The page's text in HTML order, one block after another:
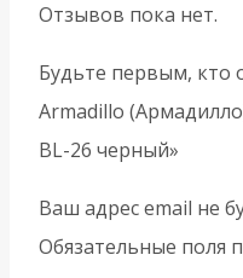
Отзывов пока нет.
Будьте первым, кто
Armadillo
BL-26 черный»
Ваш адрес email не
Обязательные поля